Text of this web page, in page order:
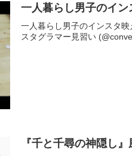
一人暮らし男子のイ
一人暮らし男子のインスタ
スタグラマー見習い
『千と千尋の神隠し